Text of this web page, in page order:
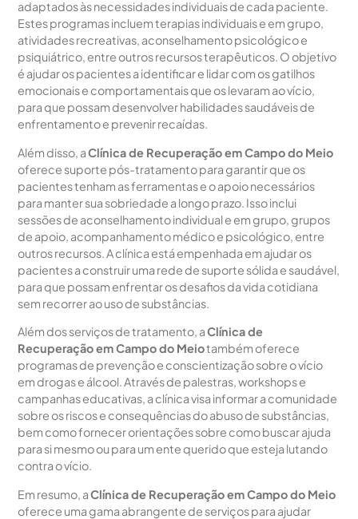
adaptados às necessidades individuais de cada paciente.
Estes programas incluem terapias individuais e em grupo,
atividades recreativas, aconselhamento psicológico e
psiquiátrico, entre outros recursos terapêuticos. O objetivo
é ajudar os pacientes a identificar e lidar com os gatilhos
emocionais e comportamentais que os levaram ao vício,
para que possam desenvolver habilidades saudáveis de
enfrentamento e prevenir recaídas.
Além disso, aClínica de Recuperação em Campo do Meio
oferece suporte pós-tratamento para garantir que os
pacientes tenham as ferramentas e o apoio necessários
para manter sua sobriedade a longo prazo. Isso inclui
sessões de aconselhamento individual e em grupo, grupos
de apoio, acompanhamento médico e psicológico, entre
outros recursos. A clínica está empenhada em ajudar os
pacientes a construir uma rede de suporte sólida e saudável,
para que possam enfrentar os desafios da vida cotidiana
sem recorrer ao uso de substâncias.
Além dos serviços de tratamento, aClínica de
Recuperação em Campo do Meiotambém oferece
programas de prevenção e conscientização sobre o vício
em drogas e álcool. Através de palestras, workshops e
campanhas educativas, a clínica visa informar a comunidade
sobre os riscos e consequências do abuso de substâncias,
bem como fornecer orientações sobre como buscar ajuda
para si mesmo ou para um ente querido que esteja lutando
contra o vício.
Em resumo, aClínica de Recuperação em Campo do Meio
oferece uma gama abrangente de serviços para ajudar